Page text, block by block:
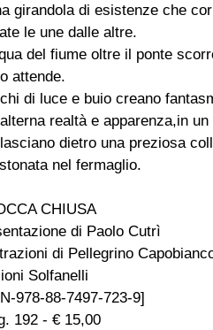
girandola di esistenze che
le une dalle altre.
del fiume oltre il ponte
attende.
di luce e buio creano
realtà e apparenza,in
dietro una preziosa
nel fermaglio.
CHIUSA
di Paolo Cutrì
di Pellegrino
Solfanelli
978-88-7497-723-9]
192 - € 15,00